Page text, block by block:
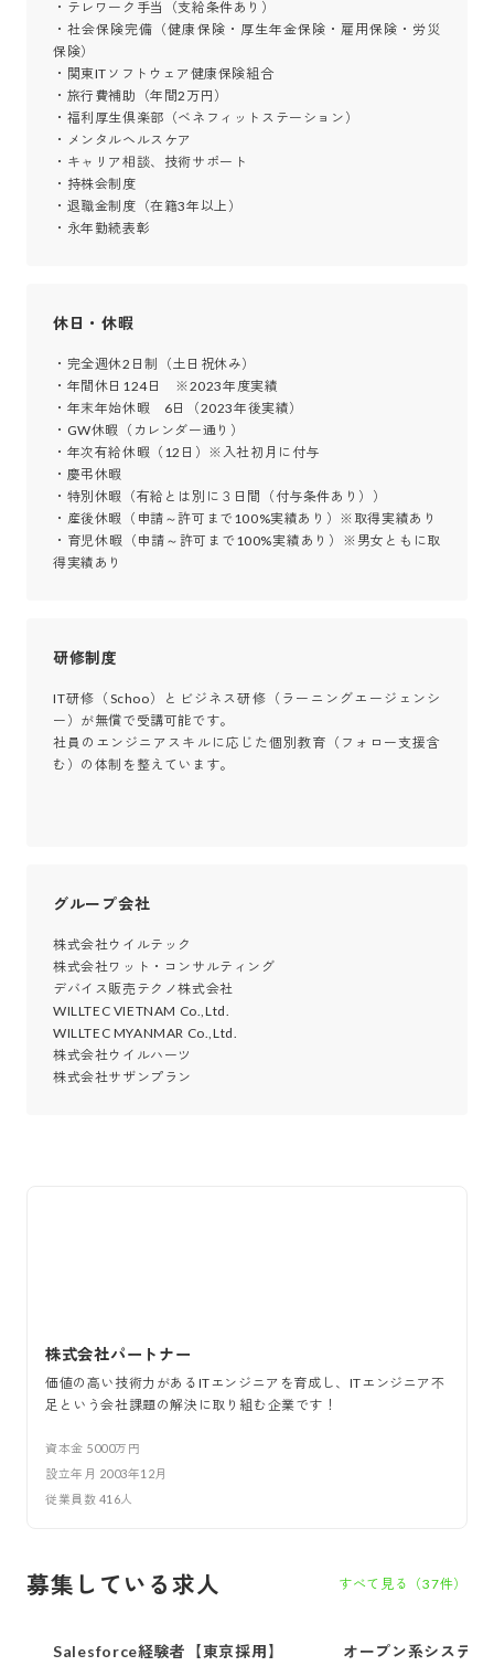
・テレワーク手当（支給条件あり）
・社会保険完備（健康保険・厚生年金保険・雇用保険・労災
保険）
・関東ITソフトウェア健康保険組合
・旅行費補助（年間2万円）
・福利厚生倶楽部（ベネフィットステーション）
・メンタルヘルスケア
・キャリア相談、技術サポート
・持株会制度
・退職金制度（在籍3年以上）
・永年勤続表彰
休日・休暇
・完全週休2日制（土日祝休み）
・年間休日124日　※2023年度実績
・年末年始休暇　6日（2023年後実績）
・GW休暇（カレンダー通り）
・年次有給休暇（12日）※入社初月に付与
・慶弔休暇
・特別休暇（有給とは別に３日間（付与条件あり））
・産後休暇（申請～許可まで100%実績あり）※取得実績あり
・育児休暇（申請～許可まで100%実績あり）※男女ともに取
得実績あり
研修制度
IT研修（Schoo）とビジネス研修（ラーニングエージェンシ
ー）が無償で受講可能です。
社員のエンジニアスキルに応じた個別教育（フォロー支援含
む）の体制を整えています。
グループ会社
株式会社ウイルテック
株式会社ワット・コンサルティング
デバイス販売テクノ株式会社
WILLTEC VIETNAM Co.,Ltd.
WILLTEC MYANMAR Co.,Ltd.
株式会社ウイルハーツ
株式会社サザンプラン
株式会社パートナー
価値の高い技術力があるITエンジニアを育成し、ITエンジニア不
足という会社課題の解決に取り組む企業です！
資本金 5000万円
設立年月 2003年12月
従業員数 416人
募集している求人 すべて見る（37件）
Salesforce経験者【東京採用】
オープン系システ